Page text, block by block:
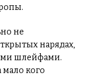
не
нарядах,
шлейфами.
мало кого